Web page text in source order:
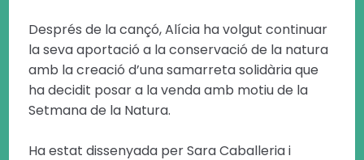
Després de la cançó, Alícia ha volgut continuar
la seva aportació a la conservació de la natura
amb la creació d’una samarreta solidària que
ha decidit posar a la venda amb motiu de la
Setmana de la Natura.
Ha estat dissenyada per Sara Caballeria i